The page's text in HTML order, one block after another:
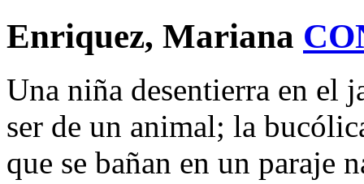
Enriquez, Mariana
Una niña desentierra en el
ser de un animal; la
que se bañan en un paraje